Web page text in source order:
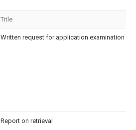
Title
Written request for application examination
Report on retrieval